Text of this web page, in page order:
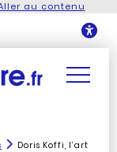
au contenu
Doris Koffi, l’art